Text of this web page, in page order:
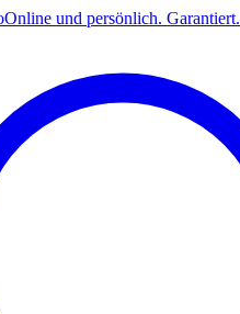
Online und persönlich. Garantiert.